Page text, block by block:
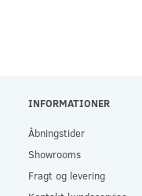
INFORMATIONER
Åbningstider
Showrooms
Fragt og levering